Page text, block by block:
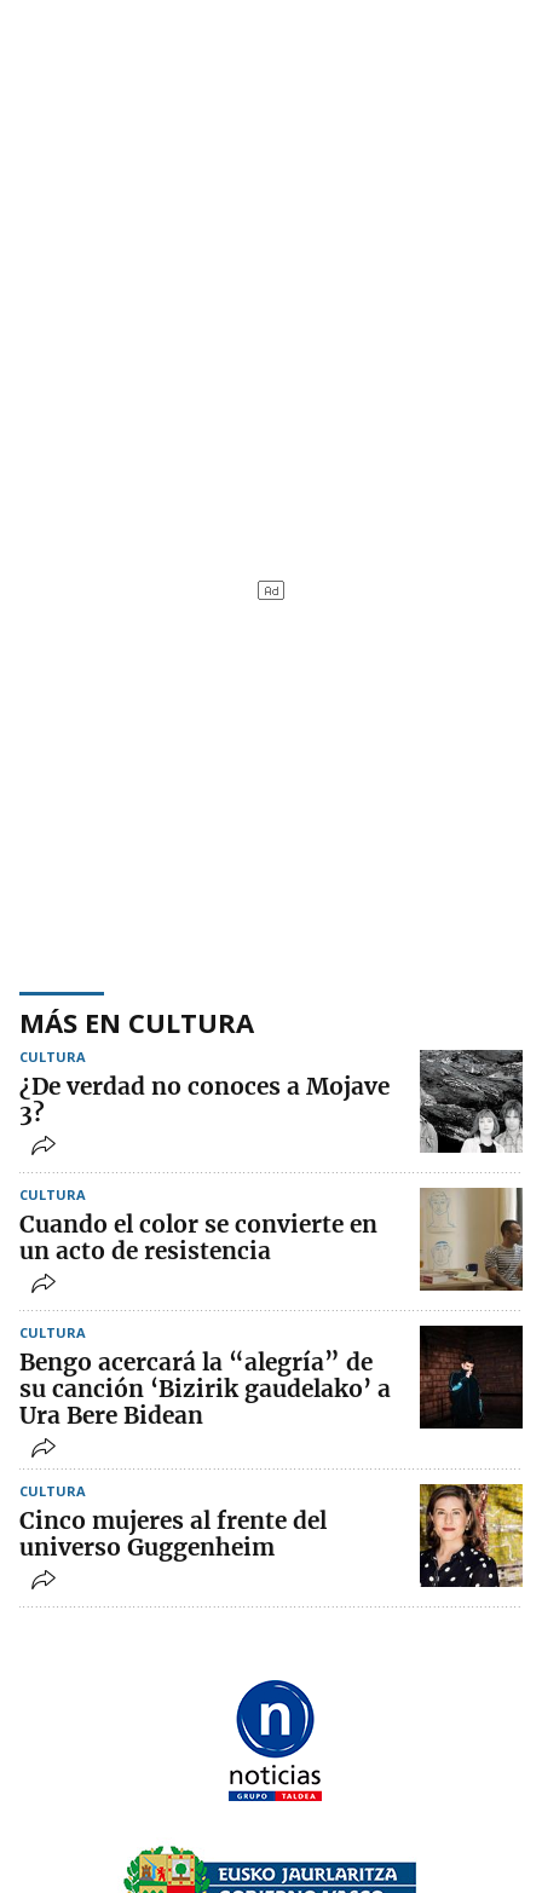
MÁS EN CULTURA
CULTURA
¿De verdad no conoces a Mojave
3?
CULTURA
Cuando el color se convierte en
un acto de resistencia
CULTURA
Bengo acercará la “alegría” de
su canción ‘Bizirik gaudelako’ a
Ura Bere Bidean
CULTURA
Cinco mujeres al frente del
universo Guggenheim